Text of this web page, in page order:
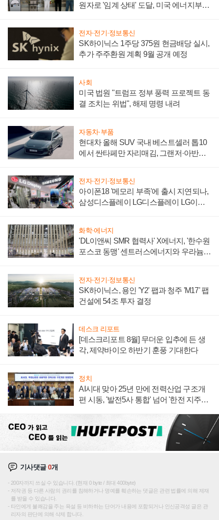
원자로 '임계 상태' 도달, 미국 에너지부
전자·전기·정보통신
SK하이닉스 1주당 375원 현금배당 실시,
추가 주주환원 계획 9월 공개 예정
사회
미국 법원 "트럼프 정부 풍력 프로젝트 동
결 조치는 위법", 해제 명령 내려
자동차·부품
현대차 올해 SUV 국내 베스트셀러 톱10
에서 싼타페만 자리매김, 그랜저·아반떼
전자·전기·정보통신
아이폰18 '메모리 부족'에 출시 지연되나,
삼성디스플레이 LG디스플레이 LG이노
화학·에너지
'DL이앤씨 SMR 협력사' X에너지, '한수원
포스코 동맹' 센트러스에너지와 우라늄
전자·전기·정보통신
SK하이닉스, 용인 'Y2' 팹과 청주 'M17' 팹
건설에 54조 투자 결정
데스크 리포트
[데스크리포트 8월] 무더운 입추에 든 생
각, 제약바이오 하반기 훈풍 기대한다
정치
AI시대 맞아 25년 만에 전력산업 구조개
편 시동, '발전5사 통합' 넘어 '한전 지주사'
기사댓글0개
200자까지 쓰실 수 있습니다. (현재 0 byte / 최대 400byte)
저작권 등 다른 사람의 권리를 침해하거나 명예를 훼손하는 댓글은 관련 법률에 의해 제재
를 받을 수 있습니다.
타인에게 불쾌감을 주는 욕설 등 비하하는 단어가 내용에 포함되거나 인신공격성 글은 관
리자의 판단에 의해 삭제 합니다.